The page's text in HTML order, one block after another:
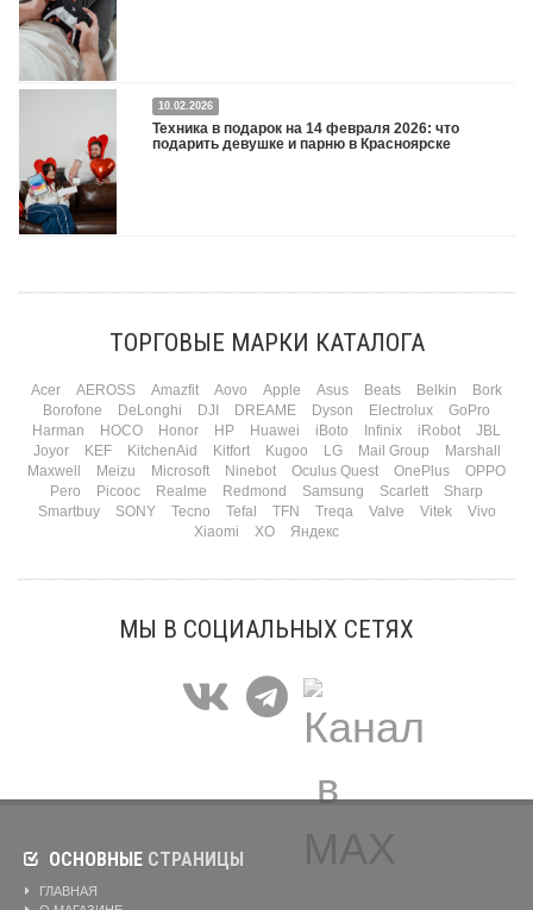
Двадцать третье февраля — праздник, на который мужчины делают вид, что им
все равно. А потом три дня рассказывают коллегам, какую колонку / приставку /
камеру им подарили. Не верьте словам — верьте глазам, которые загораются
при виде новой коробки.
10.02.2026
Техника в подарок на 14 февраля 2026: что
подарить девушке и парню в Красноярске
марта — контрольный выстрел по кошельку. Начнем с первого — потому что он
ТОРГОВЫЕ МАРКИ КАТАЛОГА
Acer AEROSS Amazfit Aovo Apple Asus Beats Belkin
Bork
Borofone
DeLonghi DJI DREAME Dyson Electrolux
GoPro
Harman
HOCO Honor HP Huawei iBoto Infinix iRobot
JBL
Joyor
KEF KitchenAid Kitfort Kugoo LG Mail Group
Marshall
Maxwell
Meizu Microsoft Ninebot Oculus Quest OnePlus
OPPO
Pero
Picooc Realme Redmond Samsung Scarlett
Sharp
Smartbuy
SONY Tecno Tefal TFN Treqa Valve Vitek
Vivo
Xiaomi
XO Яндекс
МЫ В СОЦИАЛЬНЫХ СЕТЯХ
ОСНОВНЫЕ СТРАНИЦЫ
ГЛАВНАЯ